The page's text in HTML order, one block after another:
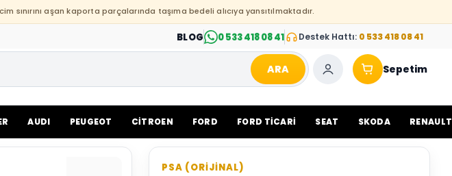
sınırını aşan kaporta parçalarında taşıma bedeli alıcıya yansıtılmaktadır.
BLOG 0 533 418 08 41 Destek Hattı: 0 533 418 08 41
ARA Sepetim
AUDI PEUGEOT CİTROEN FORD FORD TİCARİ SEAT SKODA RENAULT
PSA (ORİJİNAL)